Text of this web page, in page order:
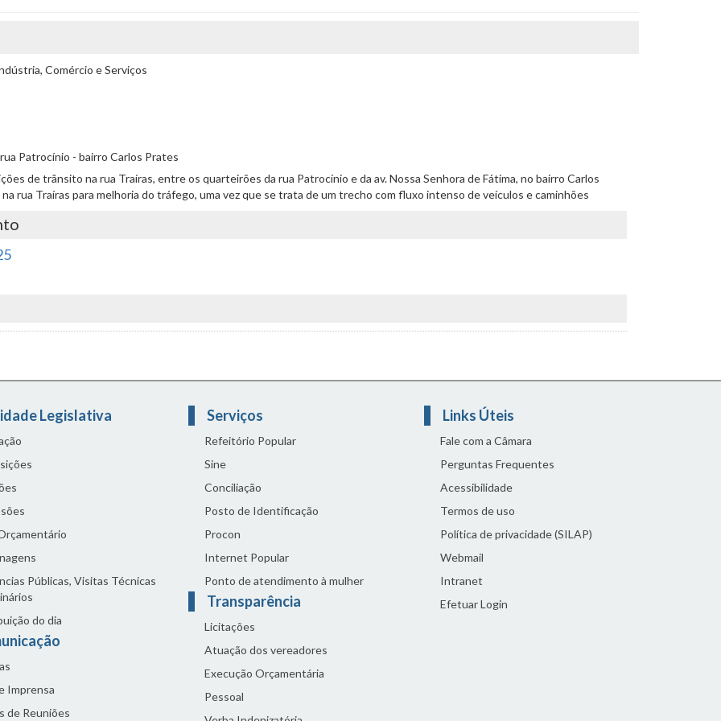
Comércio e Serviços
Patrocínio - bairro Carlos Prates
de trânsito na rua Traíras, entre os quarteirões da rua Patrocínio e da av. Nossa Senhora de Fátima, no bairro Carlos
rua Traíras para melhoria do tráfego, uma vez que se trata de um trecho com fluxo intenso de veículos e caminhões
Legislativa
Públicas, Visitas Técnicas
do dia
Imprensa
de Reuniões
Serviços
Refeitório Popular
Sine
Conciliação
Posto de Identificação
Procon
Internet Popular
Ponto de atendimento à mulher
Transparência
Licitações
Atuação dos vereadores
Execução Orçamentária
Pessoal
Links Úteis
Fale com a Câmara
Perguntas Frequentes
Acessibilidade
Termos de uso
Política de privacidade (SILAP)
Webmail
Intranet
Efetuar Login